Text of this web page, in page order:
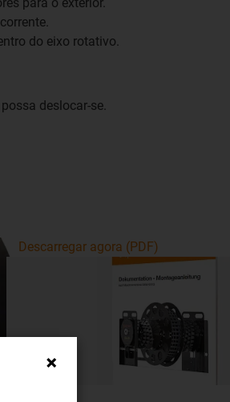
para o exterior.
do eixo rotativo.
deslocar-se.
Descarregar agora (PDF)